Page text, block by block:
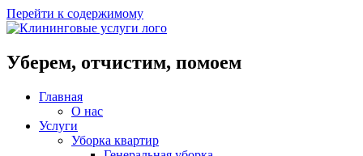
Перейти к содержимому
Уберем, отчистим, помоем
Главная
О нас
Услуги
Уборка квартир